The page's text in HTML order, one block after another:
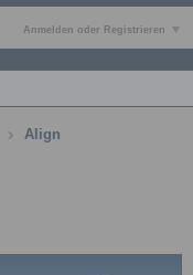
Anmelden oder Registrieren
Align